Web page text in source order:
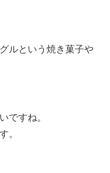
ルという焼き菓子や
ですね。
。